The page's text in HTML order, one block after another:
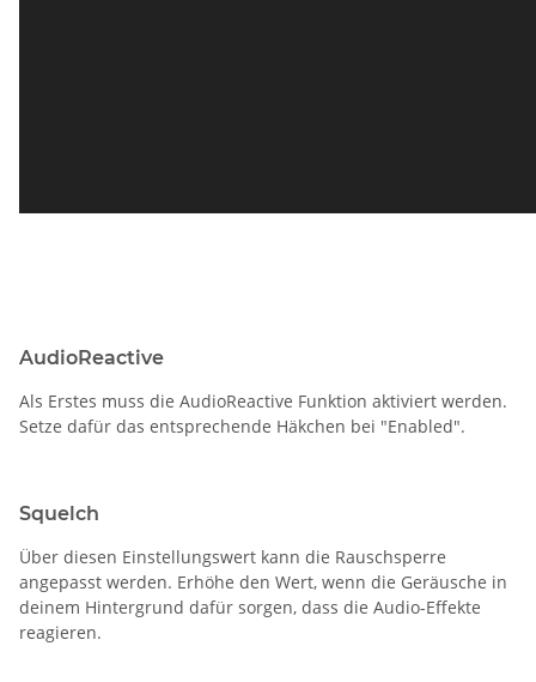
AudioReactive
Als Erstes muss die AudioReactive Funktion aktiviert werden.
Setze dafür das entsprechende Häkchen bei "Enabled".
Squelch
Über diesen Einstellungswert kann die Rauschsperre
angepasst werden. Erhöhe den Wert, wenn die Geräusche in
deinem Hintergrund dafür sorgen, dass die Audio-Effekte
reagieren.